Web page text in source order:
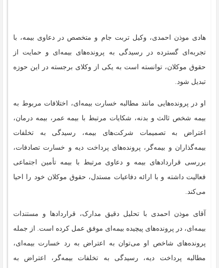
هادی موذن احمدی، وکیل تربت جام و متخصص در دعاوی بیمه، با
تجربه‌ای گسترده در رسیدگی به پرونده‌های بیمه‌ای و حمایت از
حقوق موکلان، توانسته است به یکی از وکلای برجسته در این حوزه
تبدیل شود.
او در پرونده‌هایی مانند مطالبه خسارت بیمه‌ای، اختلافات مربوط به
بیمه شخص ثالث و بدنه، شکایات مرتبط با بیمه عمر، بیمه درمان،
اعتراض به تصمیمات شرکت‌های بیمه، رسیدگی به تخلفات
بیمه‌گذاران و بیمه‌گر، پرونده‌های پرداخت دیه و خسارت تصادفات،
بررسی قراردادهای بیمه و دعاوی مرتبط با بیمه تأمین اجتماعی
فعالیت داشته و با ارائه دفاعیات مستدل، حقوق موکلان خود را احیا
می‌کند.
آقای موذن احمدی با تحلیل دقیق مدارک، قراردادها و مستندات
بیمه‌ای، در پرونده‌های پیچیده بیمه‌ای موفق عمل کرده است. از جمله
پرونده‌های شاخص او می‌توان به اعتراض به رد خسارت بیمه‌ای،
مطالبه پرداخت دیه، رسیدگی به تخلفات بیمه‌گر، اعتراض به